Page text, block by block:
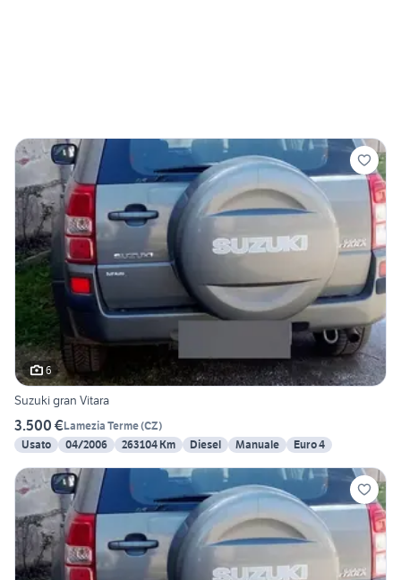
6
Suzuki gran Vitara
3.500 €Lamezia Terme(CZ)
Usato
04/2006 263104 Km Diesel Manuale Euro 4